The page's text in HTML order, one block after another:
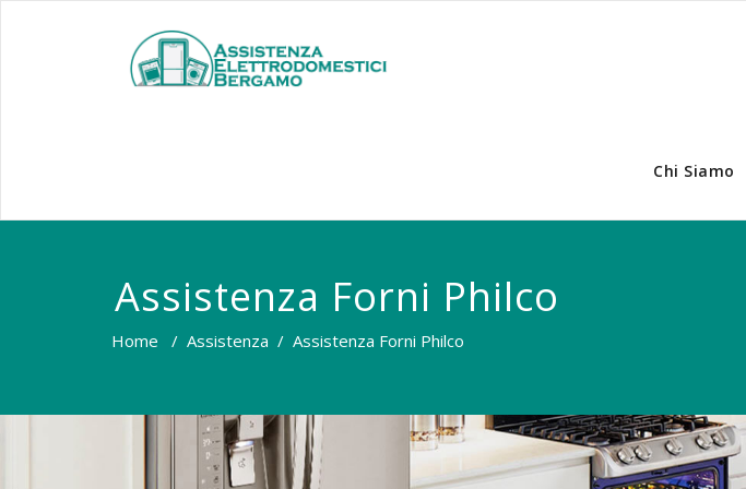
Chi Siamo
Assistenza Forni Philco
Home / Assistenza / Assistenza Forni Philco